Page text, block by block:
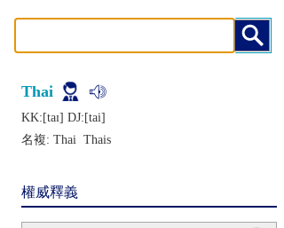
Thai
KK:[taɪ] DJ:[tai]
名複: Thai Thais
權威釋義